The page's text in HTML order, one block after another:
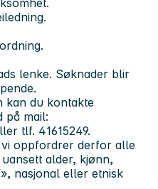
lenke. Søknader blir
kan du kontakte
på mail:
tlf. 41615249.
oppfordrer derfor alle
alder, kjønn,
nasjonal eller etnisk